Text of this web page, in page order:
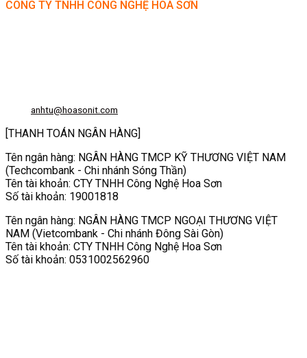
CÔNG TY TNHH CÔNG NGHỆ HOA SƠN
anhtu@hoasonit.com
[THANH TOÁN NGÂN HÀNG]
Tên ngân hàng: NGÂN HÀNG TMCP KỸ THƯƠNG VIỆT NAM
(Techcombank - Chi nhánh Sóng Thần)
Tên tài khoản: CTY TNHH Công Nghệ Hoa Sơn
Số tài khoản: 19001818
Tên ngân hàng: NGÂN HÀNG TMCP NGOẠI THƯƠNG VIỆT
NAM (Vietcombank - Chi nhánh Đông Sài Gòn)
Tên tài khoản: CTY TNHH Công Nghệ Hoa Sơn
Số tài khoản: 0531002562960